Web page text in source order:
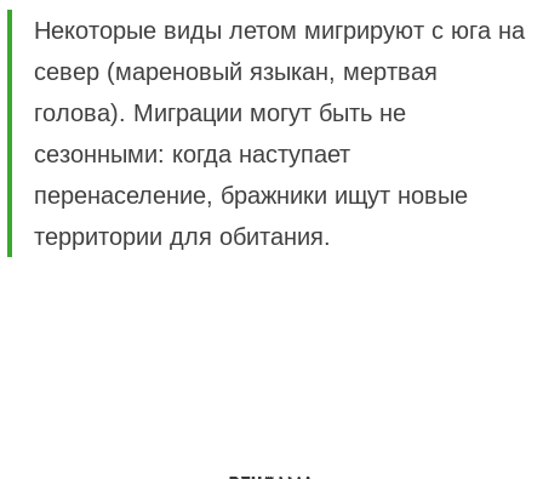
Некоторые виды летом мигрируют с юга на
север (мареновый языкан, мертвая
голова). Миграции могут быть не
сезонными: когда наступает
перенаселение, бражники ищут новые
территории для обитания.